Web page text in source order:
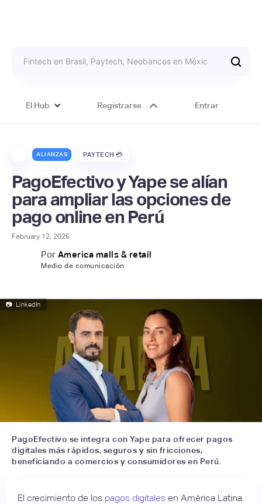
El Hub Registrarse Entrar
ALIANZAS PAYTECH 💳
PagoEfectivo y Yape se alían
para ampliar las opciones de
pago online en Perú
February 12, 2026
Por America malls & retail
Medio de comunicación
📷 LinkedIn
PagoEfectivo se integra con Yape para ofrecer pagos
digitales más rápidos, seguros y sin fricciones,
beneficiando a comercios y consumidores en Perú.
El crecimiento de los pagos digitales en América Latina